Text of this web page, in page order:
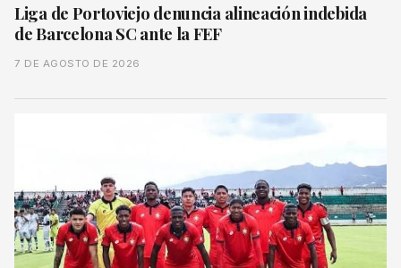
Liga de Portoviejo denuncia alineación indebida
de Barcelona SC ante la FEF
7 DE AGOSTO DE 2026